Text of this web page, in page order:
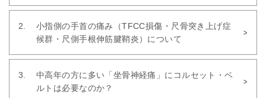
小指側の手首の痛み（TFCC損傷・尺骨突き上げ症
候群・尺側手根伸筋腱鞘炎）について
中高年の方に多い「坐骨神経痛」にコルセット・ベ
ルトは必要なのか？